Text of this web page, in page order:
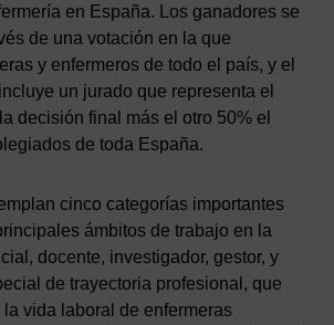
en España. Los ganadores se
de una votación en la que
y enfermeros de todo el país, y el
un jurado que representa el
decisión final más el otro 50% el
de toda España.
cinco categorías importantes
ámbitos de trabajo en la
docente, investigador, gestor, y
de trayectoria profesional, que
vida laboral de enfermeras